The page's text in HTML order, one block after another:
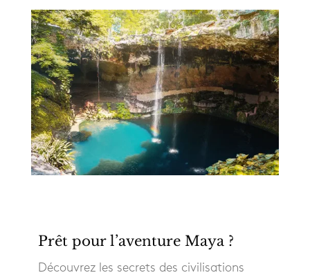
Prêt pour l’aventure Maya ?
Découvrez les secrets des civilisations